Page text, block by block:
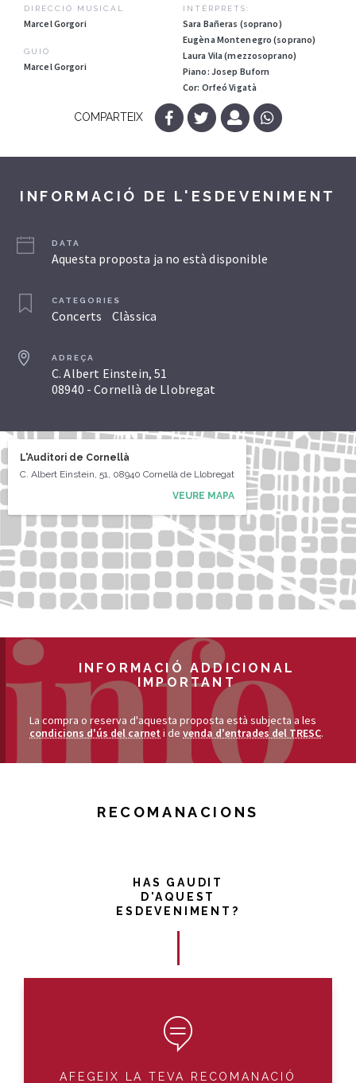
DIRECCIÓ MUSICAL
Marcel Gorgori
GUIÓ
Marcel Gorgori
INTÈRPRETS:
Sara Bañeras (soprano)
Eugèna Montenegro (soprano)
Laura Vila (mezzosoprano)
Piano: Josep Buforn
Cor: Orfeó Vigatà
COMPARTEIX
INFORMACIÓ DE L'ESDEVENIMENT
DATA
Aquesta proposta ja no està disponible
CATEGORIES
Concerts Clàssica
ADREÇA
C. Albert Einstein, 51
08940 - Cornellà de Llobregat
L'Auditori de Cornellà
C. Albert Einstein, 51, 08940 Cornellà de Llobregat
VEURE MAPA
INFORMACIÓ ADDICIONAL
IMPORTANT
La compra o reserva d'aquesta proposta està subjecta a les
condicions d'ús del carnet i de venda d'entrades del TRESC.
RECOMANACIONS
HAS GAUDIT
D'AQUEST
ESDEVENIMENT?
AFEGEIX LA TEVA RECOMANACIÓ